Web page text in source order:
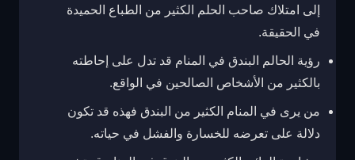
إلى امتلاك صاحب الحلم الكثير من الطباع الحميدة
في الحقيقة.
رؤية الحالم البندق في المنام قد تدل على إحاطته
بالكثير من الأشخاص الصالحين في الواقع.
من يرى في المنام الكثير من البندق فهذه قد تكون
دلالة على تعرضه للخسارة والفشل في حياته.